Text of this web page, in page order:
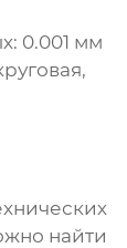
0.001 мм
найти